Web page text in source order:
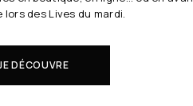
Audrey B. dévoile ses coups
direct.